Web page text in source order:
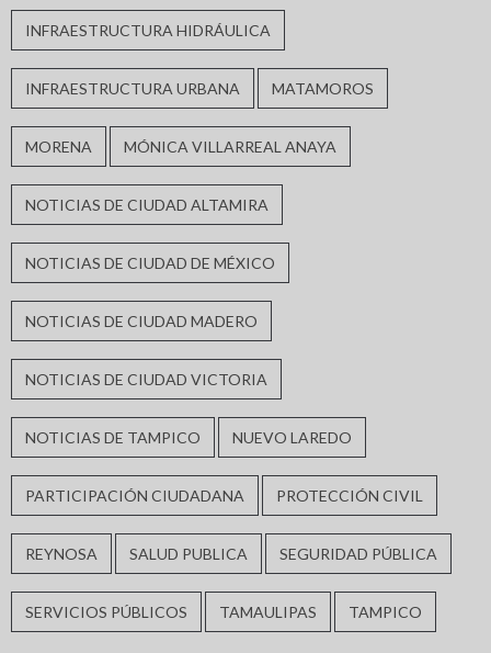
INFRAESTRUCTURA HIDRÁULICA
INFRAESTRUCTURA URBANA MATAMOROS
MORENA MÓNICA VILLARREAL ANAYA
NOTICIAS DE CIUDAD ALTAMIRA
NOTICIAS DE CIUDAD DE MÉXICO
NOTICIAS DE CIUDAD MADERO
NOTICIAS DE CIUDAD VICTORIA
NOTICIAS DE TAMPICO NUEVO LAREDO
PARTICIPACIÓN CIUDADANA PROTECCIÓN CIVIL
REYNOSA SALUD PUBLICA SEGURIDAD PÚBLICA
SERVICIOS PÚBLICOS TAMAULIPAS TAMPICO